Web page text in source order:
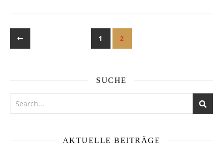
1 2
SUCHE
AKTUELLE BEITRÄGE